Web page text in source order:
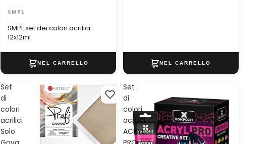
SMPL set dei colori acrilici
12x12ml
SMPL
Set
di
colori
acrilici
Solo
Set
di
colori
acrilici
ACRYL